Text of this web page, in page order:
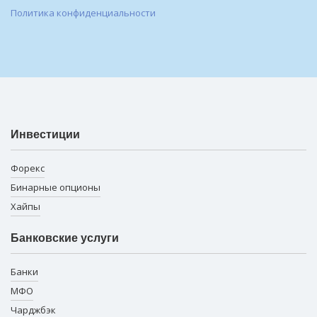
Политика конфиденциальности
Инвестиции
Форекс
Бинарные опционы
Хайпы
Банковские услуги
Банки
МФО
Чарджбэк